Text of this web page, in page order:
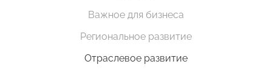
Важное для бизнеса
Региональное развитие
Отраслевое развитие